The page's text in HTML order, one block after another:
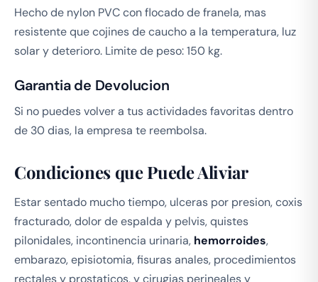
Hecho de nylon PVC con flocado de franela, mas
resistente que cojines de caucho a la temperatura, luz
solar y deterioro. Limite de peso: 150 kg.
Garantia de Devolucion
Si no puedes volver a tus actividades favoritas dentro
de 30 dias, la empresa te reembolsa.
Condiciones que Puede Aliviar
Estar sentado mucho tiempo, ulceras por presion, coxis
fracturado, dolor de espalda y pelvis, quistes
pilonidales, incontinencia urinaria, hemorroides,
embarazo, episiotomia, fisuras anales, procedimientos
rectales y prostaticos, y cirugias perineales y